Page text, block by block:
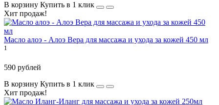
В корзину Купить в 1 клик
Хит продаж!
Масло алоэ - Алоэ Вера для массажа и ухода за кожей 450 мл
1
590 рублей
В корзину Купить в 1 клик
Хит продаж!